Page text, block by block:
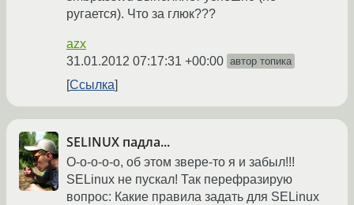
ругается). Что за глюк???
azx
31.01.2012 07:17:31 +00:00 автор топика
Ссылка
SELINUX падла...
О-о-о-о-о, об этом звере-то я и забыл!!!
SELinux не пускал! Так перефразирую
вопрос: Какие правила задать для SELinux